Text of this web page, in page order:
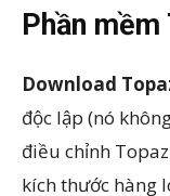
Phần
Download
độc lập (nó
điều chỉnh
kích thước hàng